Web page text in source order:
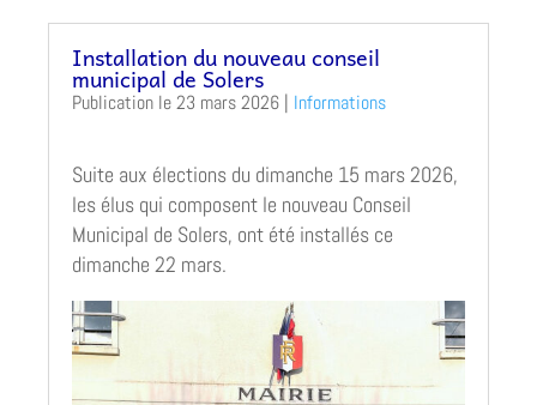
Installation du nouveau conseil
municipal de Solers
23 mars 2026 | Informations
Suite aux élections du dimanche 15 mars 2026,
les élus qui composent le nouveau Conseil
Municipal de Solers, ont été installés ce
dimanche 22 mars.